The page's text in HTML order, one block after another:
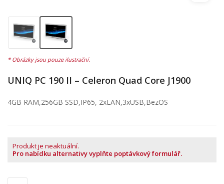
UNIQ PC 190 II – Celeron Quad Core J1900
4GB RAM,256GB SSD,IP65, 2xLAN,3xUSB,BezOS
Produkt je neaktuální.
Pro nabídku alternativy vyplňte poptávkový formulář.